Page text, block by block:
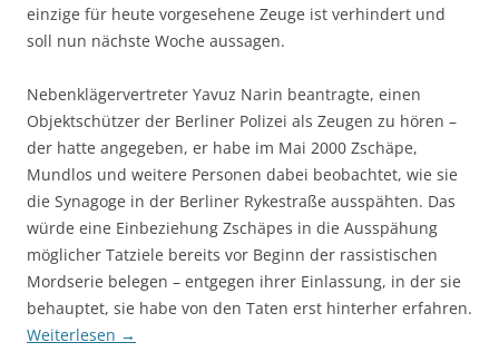
einzige für heute vorgesehene Zeuge ist verhindert und
soll nun nächste Woche aussagen.
Nebenklägervertreter Yavuz Narin beantragte, einen
Objektschützer der Berliner Polizei als Zeugen zu hören –
der hatte angegeben, er habe im Mai 2000 Zschäpe,
Mundlos und weitere Personen dabei beobachtet, wie sie
die Synagoge in der Berliner Rykestraße ausspähten. Das
würde eine Einbeziehung Zschäpes in die Ausspähung
möglicher Tatziele bereits vor Beginn der rassistischen
Mordserie belegen – entgegen ihrer Einlassung, in der sie
behauptet, sie habe von den Taten erst hinterher erfahren.
Weiterlesen →